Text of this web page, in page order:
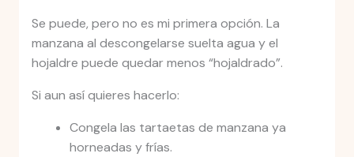
Se puede, pero no es mi primera opción. La
manzana al descongelarse suelta agua y el
hojaldre puede quedar menos “hojaldrado”.
Si aun así quieres hacerlo:
Congela las tartaetas de manzana ya
horneadas y frías.